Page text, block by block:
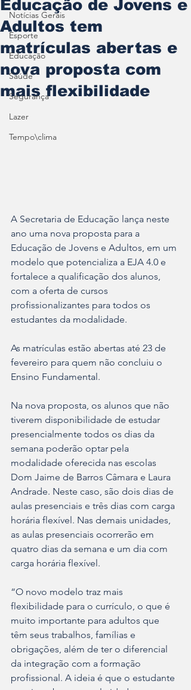
Notícias Gerais
Esporte
Educação
Saúde
Segurança
Lazer
Tempo\clima
Educação de Jovens e
Adultos tem
matrículas abertas e
nova proposta com
mais flexibilidade
A Secretaria de Educação lança neste
ano uma nova proposta para a
Educação de Jovens e Adultos, em um
modelo que potencializa a EJA 4.0 e
fortalece a qualificação dos alunos,
com a oferta de cursos
profissionalizantes para todos os
estudantes da modalidade.
As matrículas estão abertas até 23 de
fevereiro para quem não concluiu o
Ensino Fundamental.
Na nova proposta, os alunos que não
tiverem disponibilidade de estudar
presencialmente todos os dias da
semana poderão optar pela
modalidade oferecida nas escolas
Dom Jaime de Barros Câmara e Laura
Andrade. Neste caso, são dois dias de
aulas presenciais e três dias com carga
horária flexível. Nas demais unidades,
as aulas presenciais ocorrerão em
quatro dias da semana e um dia com
carga horária flexível.
“O novo modelo traz mais
flexibilidade para o currículo, o que é
muito importante para adultos que
têm seus trabalhos, famílias e
obrigações, além de ter o diferencial
da integração com a formação
profissional. A ideia é que o estudante